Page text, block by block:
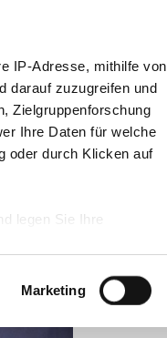
IP-Adresse, mithilfe von
darauf zuzugreifen und
Zielgruppenforschung
Ihre Daten für welche
oder durch Klicken auf
legen Sie Ihre
für soziale Medien
geben wir
Medien, Werbung
Marketing
WERBUNG